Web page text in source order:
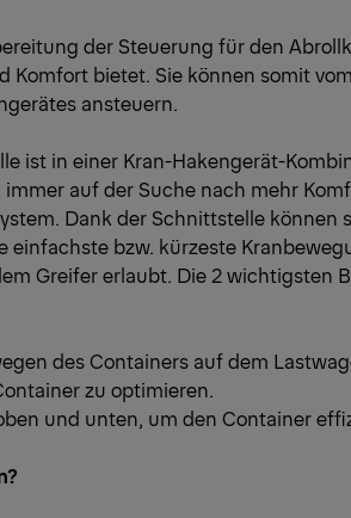
der Steuerung für den
Komfort bietet. Sie können somit
ansteuern.
ist in einer Kran-Hakengerät-
auf der Suche nach mehr
Dank der Schnittstelle können
einfachste bzw. kürzeste
Greifer erlaubt. Die 2 wichtigsten
des Containers auf dem
zu optimieren.
und unten, um den Container